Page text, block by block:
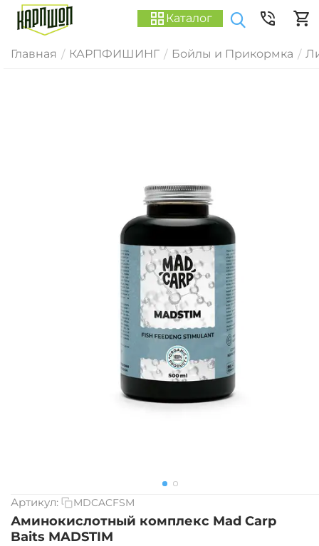
Каталог
Главная / КАРПФИШИНГ / Бойлы и Прикормка /
Артикул: MDCACFSM
Аминокислотный комплекс Mad Carp
Baits MADSTIM